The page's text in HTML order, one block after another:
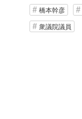
橋本幹彦
衆議院議員